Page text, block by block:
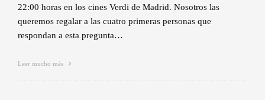
22:00 horas en los cines Verdi de Madrid. Nosotros las
queremos regalar a las cuatro primeras personas que
respondan a esta pregunta…
Leer mucho más